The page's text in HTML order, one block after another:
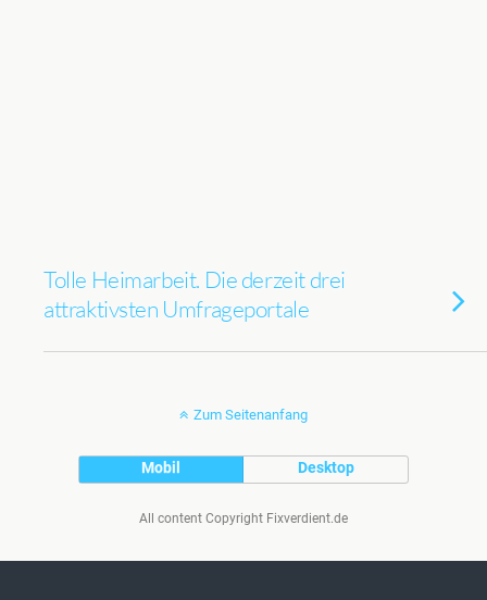
Tolle Heimarbeit. Die derzeit drei
attraktivsten Umfrageportale
Zum Seitenanfang
Mobil Desktop
All content Copyright Fixverdient.de